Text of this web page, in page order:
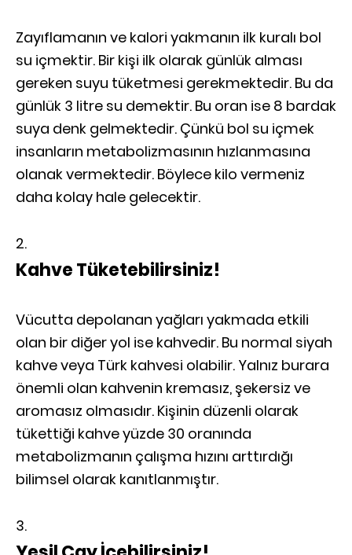
Zayıflamanın ve kalori yakmanın ilk kuralı bol
su içmektir. Bir kişi ilk olarak günlük alması
gereken suyu tüketmesi gerekmektedir. Bu da
günlük 3 litre su demektir. Bu oran ise 8 bardak
suya denk gelmektedir. Çünkü bol su içmek
insanların metabolizmasının hızlanmasına
olanak vermektedir. Böylece kilo vermeniz
daha kolay hale gelecektir.
Kahve Tüketebilirsiniz!
Vücutta depolanan yağları yakmada etkili
olan bir diğer yol ise kahvedir. Bu normal siyah
kahve veya Türk kahvesi olabilir. Yalnız burara
önemli olan kahvenin kremasız, şekersiz ve
aromasız olmasıdır. Kişinin düzenli olarak
tükettiği kahve yüzde 30 oranında
metabolizmanın çalışma hızını arttırdığı
bilimsel olarak kanıtlanmıştır.